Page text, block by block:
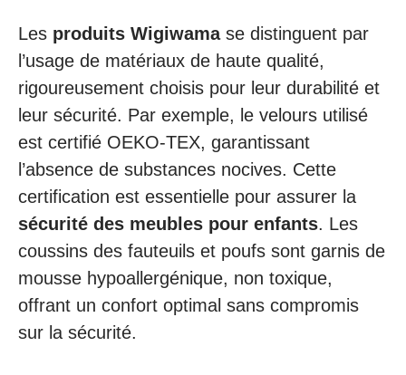
Les produits Wigiwamase distinguent par
l’usage de matériaux de haute qualité,
rigoureusement choisis pour leur durabilité et
leur sécurité. Par exemple, le velours utilisé
est certifié OEKO-TEX, garantissant
l’absence de substances nocives. Cette
certification est essentielle pour assurer la
sécurité des meubles pour enfants. Les
coussins des fauteuils et poufs sont garnis de
mousse hypoallergénique, non toxique,
offrant un confort optimal sans compromis
sur la sécurité.